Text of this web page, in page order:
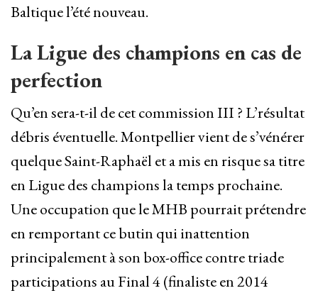
Baltique l’été nouveau.
La Ligue des champions en cas de
perfection
Qu’en sera-t-il de cet commission III ? L’résultat
débris éventuelle. Montpellier vient de s’vénérer
quelque Saint-Raphaël et a mis en risque sa titre
en Ligue des champions la temps prochaine.
Une occupation que le MHB pourrait prétendre
en remportant ce butin qui inattention
principalement à son box-office contre triade
participations au Final 4 (finaliste en 2014